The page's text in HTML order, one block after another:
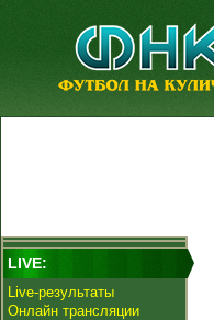
LIVE:
Live-результаты
Онлайн трансляции